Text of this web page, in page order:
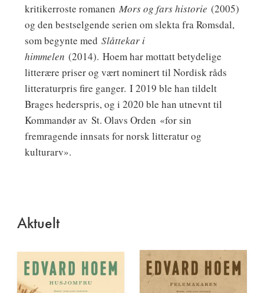
kritikerroste romanen Mors og fars historie (2005)
og den bestselgende serien om slekta fra Romsdal,
som begynte med Slåttekar i
himmelen (2014). Hoem har mottatt betydelige
litterære priser og vært nominert til Nordisk råds
litteraturpris fire ganger. I 2019 ble han tildelt
Brages hederspris, og i 2020 ble han utnevnt til
Kommandør av St. Olavs Orden «for sin
fremragende innsats for norsk litteratur og
kulturarv».
Aktuelt